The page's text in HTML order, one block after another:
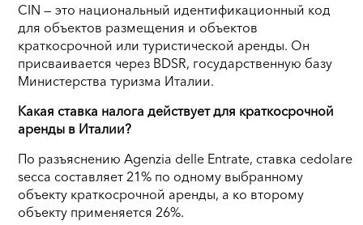
CIN — это национальный идентификационный код
для объектов размещения и объектов
краткосрочной или туристической аренды. Он
присваивается через BDSR, государственную базу
Министерства туризма Италии.
Какая ставка налога действует для краткосрочной
аренды в Италии?
По разъяснению Agenzia delle Entrate, ставка cedolare
secca составляет 21% по одному выбранному
объекту краткосрочной аренды, а ко второму
объекту применяется 26%.